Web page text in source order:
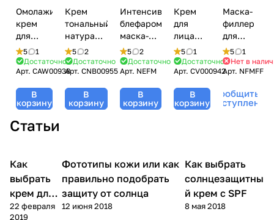
Омолаживающий
крем
для
лица /
Cosmeceutical
Anti-
Cream,
Dermaheal
(Дермахил),
45 мл
5
1
Достаточно
Арт. CAW00938
В
корзину
Крем
тональный
натуральный
бежевый
/ CC
Cream
Color
Natural
5
2
Достаточно
Арт. CNB00955
В
корзину
Интенсивная
блефаромаска
маска-
филлер
для век /
Eye Filler
Pack,
NOVACUTAN
5
2
Достаточно
Арт. NEFM
В
корзину
Крем
для
лица
антистрессовый
ревитализующий
/
Cream,
Dermaheal
5
1
Достаточно
Арт.CV000942
В
корзину
Маска-
филлер
для
лица
(набор)
/ Full
Filler
Mask
гр*5шт
5
1
Нет в
Арт. NFMFF
Сообщить о
поступлении
Статьи
Уход за
лицом
Как
выбрать
крем для
лица
22 февраля
2019
Уход за телом
Фототипы кожи или как
правильно подобрать
защиту от солнца
12 июня 2018
Уход за лицом
Как выбрать
солнцезащитны
й крем с SPF
8 мая 2018